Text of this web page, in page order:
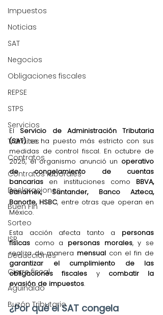
Impuestos
Noticias
SAT
Negocios
Obligaciones fiscales
REPSE
STPS
Servicios
Trámites
Contratos
Contratos laborales
Declaraciones
Buen Fin
Sorteo
ISR
Deducciones
Cierre fiscal
Aguinaldo
Buzón Tributario
El Servicio de Administración Tributaria
(SAT) se ha puesto más estricto con sus
medidas de control fiscal. En octubre de
2025, el organismo anunció un operativo
de congelamiento de cuentas
bancarias en instituciones como BBVA,
Banamex, Santander, Banco Azteca,
Banorte, HSBC, entre otras que operan en
México.
Esta acción afecta tanto a personas
físicas como a personas morales, y se
realiza de manera mensual
garantizar el cumplimiento de las
obligaciones fiscales y combatir la
evasión de impuestos.
¿Por qué el SAT congela